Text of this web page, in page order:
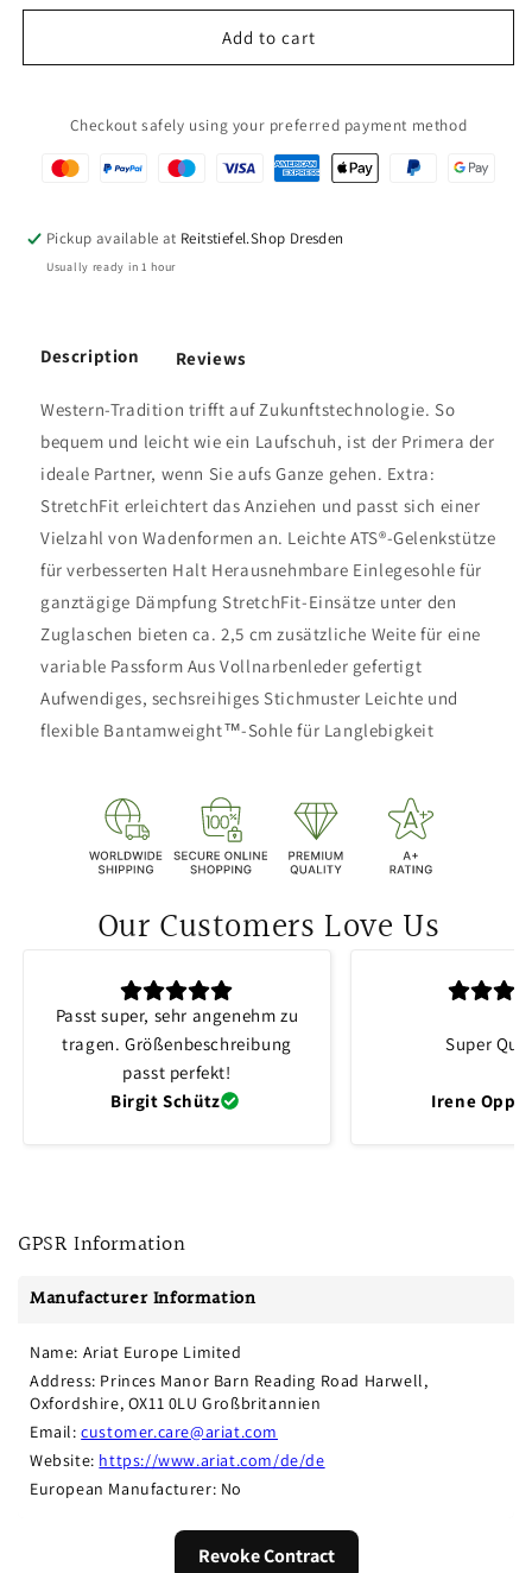
Westernstiefel
Stretch
Westernstiefel
Primera
Stretch
Add to cart
Checkout safely using your preferred payment method
Pickup available at Reitstiefel.Shop Dresden
Usually ready in 1 hour
Description Reviews
Western-Tradition trifft auf Zukunftstechnologie. So
bequem und leicht wie ein Laufschuh, ist der Primera der
ideale Partner, wenn Sie aufs Ganze gehen. Extra:
StretchFit erleichtert das Anziehen und passt sich einer
Vielzahl von Wadenformen an. Leichte ATS®-Gelenkstütze
für verbesserten Halt Herausnehmbare Einlegesohle für
ganztägige Dämpfung StretchFit-Einsätze unter den
Zuglaschen bieten ca. 2,5 cm zusätzliche Weite für eine
variable Passform Aus Vollnarbenleder gefertigt
Aufwendiges, sechsreihiges Stichmuster Leichte und
flexible Bantamweight™-Sohle für Langlebigkeit
Our Customers Love Us
Birgit Schütz
Passt super, sehr angenehm zu
tragen. Größenbeschreibung
passt perfekt!
Irene
Super
GPSR Information
Manufacturer Information
Name: Ariat Europe Limited
Address: Princes Manor Barn Reading Road Harwell,
Oxfordshire, OX11 0LU Großbritannien
Email: customer.care@ariat.com
Website: https://www.ariat.com/de/de
European Manufacturer: No
Revoke Contract